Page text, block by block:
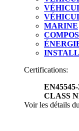
MARINE
Certifications:
CLASS
Voir les détails